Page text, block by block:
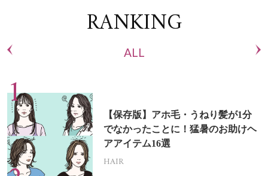
RANKING
ALL
【保存版】アホ毛・うねり髪が1分
でなかったことに！猛暑のお助けヘ
アアイテム16選
HAIR